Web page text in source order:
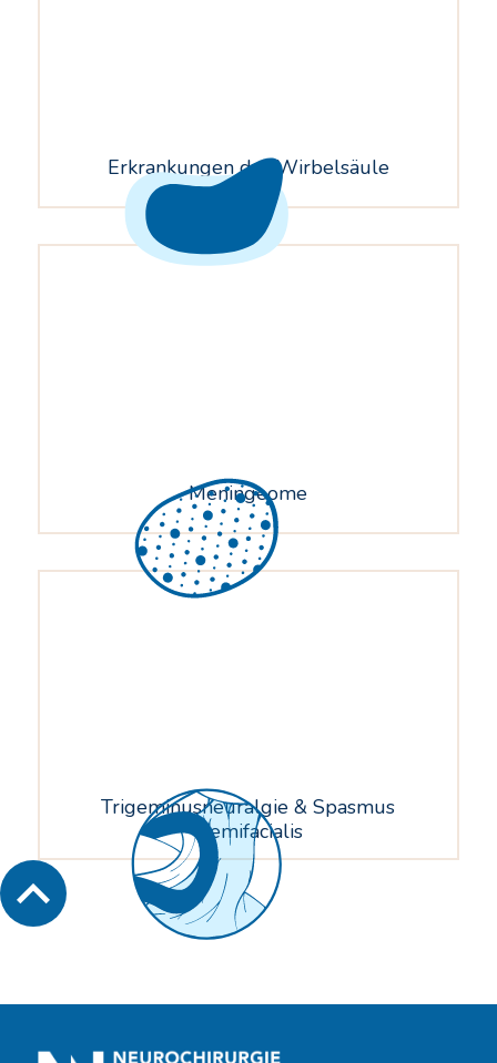
Erkrankungen der Wirbelsäule
Meningeome
Trigeminusneuralgie & Spasmus
Hemifacialis